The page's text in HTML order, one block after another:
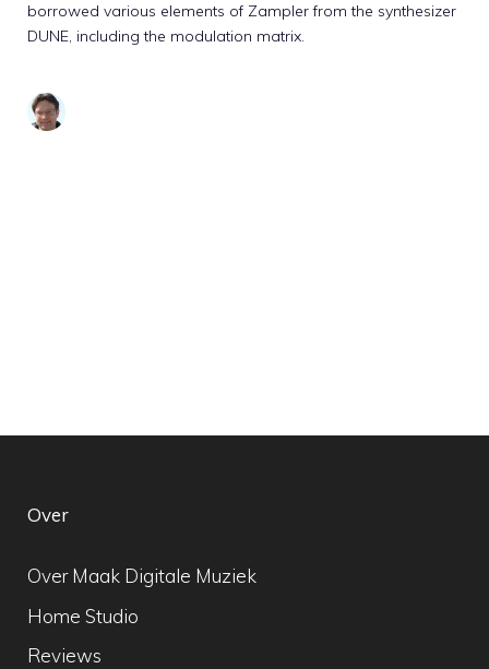
borrowed various elements of Zampler from the synthesizer
DUNE, including the modulation matrix.
Over
Over Maak Digitale Muziek
Home Studio
Reviews